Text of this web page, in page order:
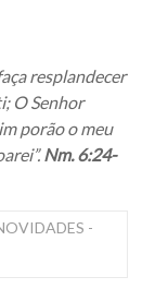
resplandecer
O Senhor
porão o meu
Nm. 6:24-
-